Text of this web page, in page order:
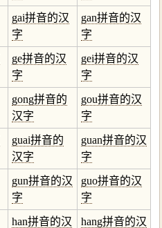
gai拼音的汉
字
gan拼音的汉
字
ge拼音的汉
字
gei拼音的汉
字
gong拼音的
汉字
gou拼音的汉
字
guai拼音的
汉字
guan拼音的汉
字
gun拼音的汉
字
guo拼音的汉
字
han拼音的汉
hang拼音的汉